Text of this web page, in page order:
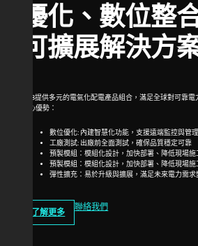
優化、數位整
可擴展解決方
ABB提供多元的電氣化配電產品組合，滿足全球對可靠電
核心優勢：
數位優化: 內建智慧化功能，支援遠端監控與管理
工廠測試: 出廠前全面測試，確保品質穩定可靠
預製模組：模組化設計，加快部署、降低現場施
預製模組：模組化設計，加快部署、降低現場施
彈性擴充：易於升級與擴展，滿足未來電力需求
了解更多
聯絡我們